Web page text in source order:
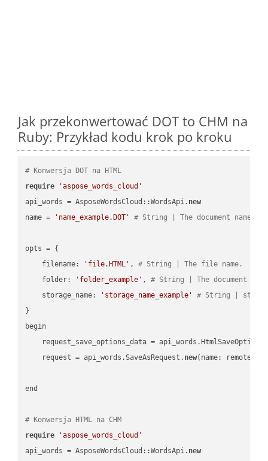
Jak przekonwertować DOT to CHM na
Ruby: Przykład kodu krok po kroku
# Konwersja DOT na HTML
require
'aspose_words_cloud'
api_words = AsposeWordsCloud::WordsApi. new
name =
'name_example.DOT' # String | The document name.
opts = {
    filename:
'file.HTML' , # String | The file name.
    folder:
'folder_example' , # String | The document
    storage_name:
'storage_name_example'
# String |
}
begin
request_save_options_data =
    request = api_words.SaveAsRequest.
new(name:
end
# Konwersja HTML na CHM
require
'aspose_words_cloud'
api_words = AsposeWordsCloud::WordsApi. new